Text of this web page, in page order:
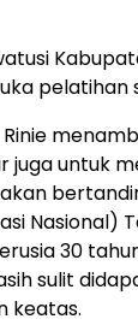
pelatihan
juga untuk
Nasional)
30
sulit
keatas.